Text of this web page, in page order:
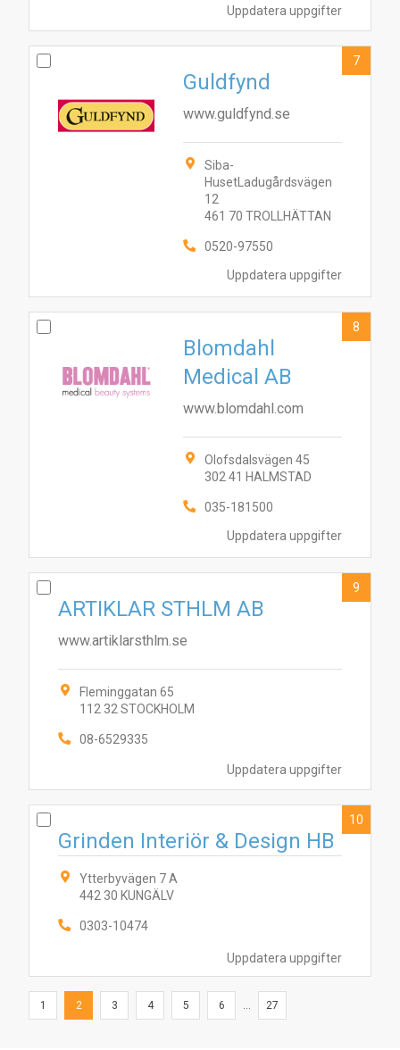
Uppdatera uppgifter
Uppdatera uppgifter
Guldfynd
www.guldfynd.se
Siba-
HusetLadugårdsvägen
12
461 70 TROLLHÄTTAN
0520-97550
7
Uppdatera uppgifter
Blomdahl
Medical AB
www.blomdahl.com
Olofsdalsvägen 45
302 41 HALMSTAD
035-181500
8
Uppdatera uppgifter
ARTIKLAR STHLM AB
www.artiklarsthlm.se
Fleminggatan 65
112 32 STOCKHOLM
08-6529335
9
Uppdatera uppgifter
Grinden Interiör & Design HB
Ytterbyvägen 7 A
442 30 KUNGÄLV
0303-10474
10
1 2 3 4 5 6 ... 27